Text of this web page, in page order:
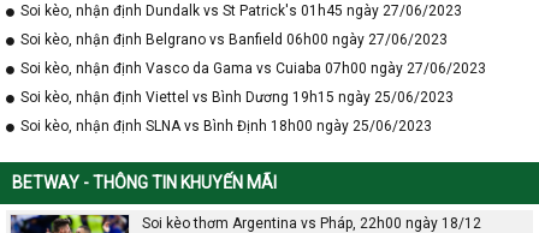
Soi kèo, nhận định Dundalk vs St Patrick's 01h45 ngày 27/06/2023
Soi kèo, nhận định Belgrano vs Banfield 06h00 ngày 27/06/2023
Soi kèo, nhận định Vasco da Gama vs Cuiaba 07h00 ngày 27/06/2023
Soi kèo, nhận định Viettel vs Bình Dương 19h15 ngày 25/06/2023
Soi kèo, nhận định SLNA vs Bình Định 18h00 ngày 25/06/2023
BETWAY - THÔNG TIN KHUYẾN MÃI
Soi kèo thơm Argentina vs Pháp, 22h00 ngày 18/12